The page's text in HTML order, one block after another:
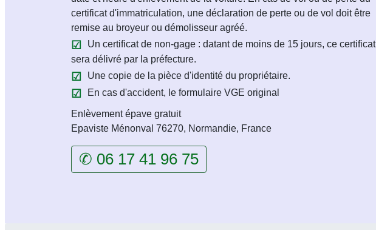
certificat d'immatriculation, une déclaration de perte ou de vol doit être
remise au broyeur ou démolisseur agréé.
Un certificat de non-gage : datant de moins de 15 jours, ce certificat
sera délivré par la préfecture.
Une copie de la pièce d'identité du propriétaire.
En cas d'accident, le formulaire VGE original
Enlèvement épave gratuit
Epaviste Ménonval 76270, Normandie, France
✆ 06 17 41 96 75